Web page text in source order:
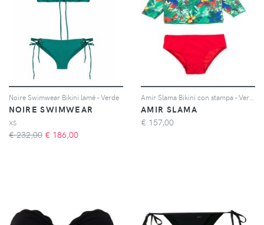
Noire Swimwear Bikini lamé - Verde
NOIRE SWIMWEAR
XS
€ 232,00 € 186,00
AMIR SLAMA
€ 157,00